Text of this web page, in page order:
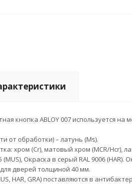
кнопка ABLOY 007 используется
от обработки) – латунь (Ms).
хром (Cr), матовый хром (MCR/Hcr),
(MUS), Окраска в серый RAL 9006 (HAR).
дверей толщиной 40 мм.
HAR, GRA) поставляются в